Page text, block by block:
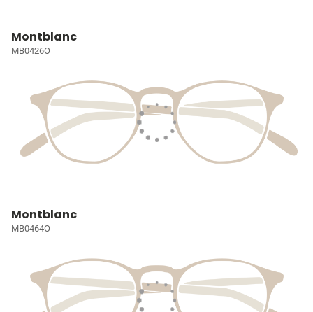
Montblanc
MB0426O
Montblanc
MB0464O